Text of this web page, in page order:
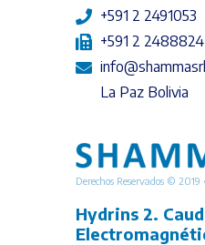
+591 2 2491053
+591 2 2488824
La Paz Bolivia
Derechos Reservados © 2019
Hydrins 2.